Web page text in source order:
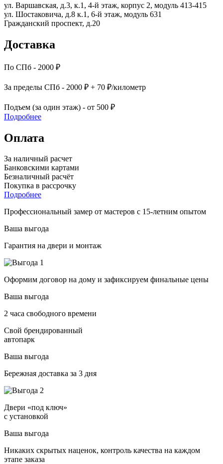
ул. Варшавская, д.3, к.1, 4-й этаж, корпус 2, модуль 413-415
ул. Шостаковича, д.8 к.1, 6-й этаж, модуль 631
Гражданский проспект, д.20
Доставка
По СПб - 2000 ₽
За пределы СПб - 2000 ₽ + 70 ₽/километр
Подъем (за один этаж) - от 500 ₽
Подробнее
Оплата
За наличный расчет
Банковскими картами
Безналичный расчёт
Покупка в рассрочку
Подробнее
Профессиональный замер от мастеров с 15-летним опытом
Ваша выгода
Гарантия на двери и монтаж
Оформим договор на дому и зафиксируем финальные цены
Ваша выгода
2 часа свободного времени
Свой брендированный
автопарк
Ваша выгода
Бережная доставка за 3 дня
Двери «под ключ»
с установкой
Ваша выгода
Никаких скрытых наценок, контроль качества на каждом
этапе заказа